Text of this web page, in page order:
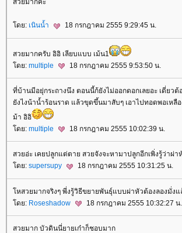
สวยมากค่ะ
ดย: เนินน้ำ 18 กรกฎาคม 2555 9:29:45 น.
สวยมากครับ อิอิ เลียบแบบ เม้น1
ดย: multiple 18 กรกฎาคม 2555 9:53:50 น.
ที่บ้านมีอยุ่กระถางนึง ตอนนี้ก้ยังไม่ออกดอกเลยอะ เดี่ยว
งไงน้าน้ำร้อนราด แล้วขุดขึ้นมาสับๆ เอาไปทอดพอเหลื
ม้า อิอิ
ดย: multiple 18 กรกฎาคม 2555 10:02:39 น.
สวยอ่ะ เคยปลูกแต่ตาย สวยจังจะหามาปลูกอีกเพิ่งรู้ว่าผ่า
ดย: supersupy 18 กรกฎาคม 2555 10:31:25 น.
หสวยมากจริงๆ พี่งรู้วิธีขยายพันธุ์แบบผ่าหัวต้องลองมั่งแ
ดย: Roseshadow 18 กรกฎาคม 2555 10:32:27 น.
สวยมาก บัวดินนี่ยายเก๋าก็ชอบมาก